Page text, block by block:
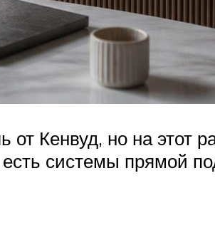
Кенвуд, но на этот
системы прямой